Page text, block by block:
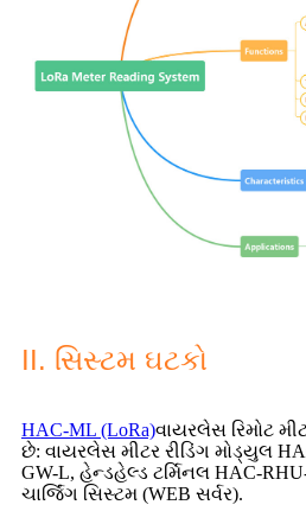
II. સિસ્ટમ ઘટકો
HAC-ML (LoRa)વાયરલેસ રિમોટ
છે: વાયરલેસ મીટર રીડિંગ મોડ્યુલ
GW-L, હેન્ડહેલ્ડ ટર્મિનલ HAC-
ચાર્જિંગ સિસ્ટમ (WEB સર્વર).